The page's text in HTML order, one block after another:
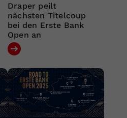
Draper peilt
nächsten Titelcoup
bei den Erste Bank
Open an